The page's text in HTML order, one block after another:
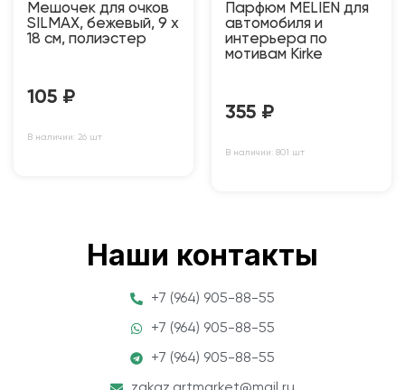
Мешочек для очков
SILMAX, бежевый, 9 х
18 см, полиэстер
105 ₽
В наличии: 26 шт
Парфюм MELIEN для
автомобиля и
интерьера по
мотивам Kirke
355 ₽
В наличии: 801 шт
Наши контакты
+7 (964) 905-88-55
+7 (964) 905-88-55
+7 (964) 905-88-55